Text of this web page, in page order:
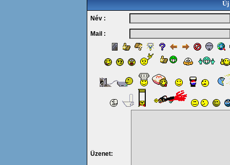
Új
Név :
Mail :
Üzenet: